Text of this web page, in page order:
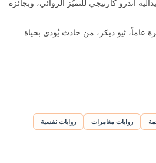
أندرو كارنيجي للتميّز الروائي، وبجائزة
عاماً، ثيو ديكر، من حادث يُودي بحياة
روايات مغامرات روايات نفسية